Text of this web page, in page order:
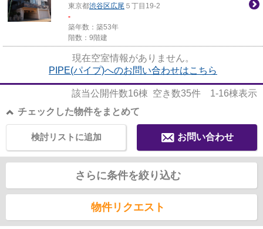
東京都渋谷区広尾 ５丁目19-2
-
築年数：築53年
階数：9階建
現在空室情報がありません。
PIPE(パイプ)へのお問い合わせはこちら
該当公開件数16棟 空き数35件 1-16棟表示
チェックした物件をまとめて
お問い合わせ
検討リストに追加
さらに条件を絞り込む
物件リクエスト